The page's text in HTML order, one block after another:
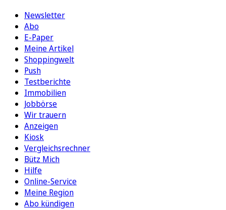
Newsletter
Abo
E-Paper
Meine Artikel
Shoppingwelt
Push
Testberichte
Immobilien
Jobbörse
Wir trauern
Anzeigen
Kiosk
Vergleichsrechner
Bütz Mich
Hilfe
Online-Service
Meine Region
Abo kündigen